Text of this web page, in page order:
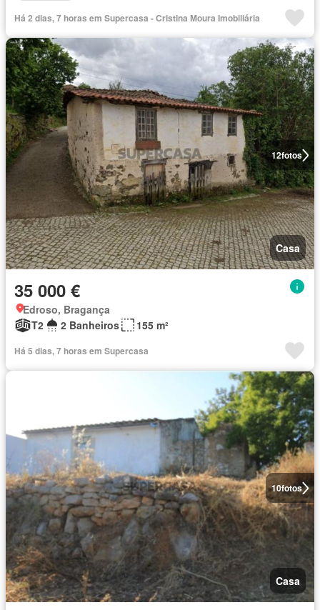
Há 2 dias, 7 horas em Supercasa - Cristina Moura Imobiliária
12fotos
Casa
35 000 €
Edroso, Bragança
T2
2 Banheiros 155 m²
Há 5 dias, 7 horas em Supercasa
10fotos
Casa